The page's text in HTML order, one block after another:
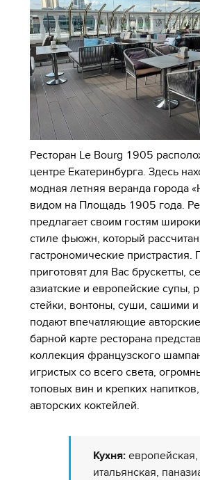
Ресторан Le Bourg 1905
центре Екатеринбурга. Здесь
модная летняя веранда города
видом на Площадь 1905 года.
предлагает своим гостям
стиле фьюжн, который
гастрономические пристрастия.
приготовят для Вас брускетты,
азиатские и европейские супы,
стейки, вонтоны, суши, сашими
подают впечатляющие
барной карте ресторана
коллекция французского
игристых со всего света,
топовых вин и крепких
авторских коктейлей.
Кухня: европейская,
итальянская,